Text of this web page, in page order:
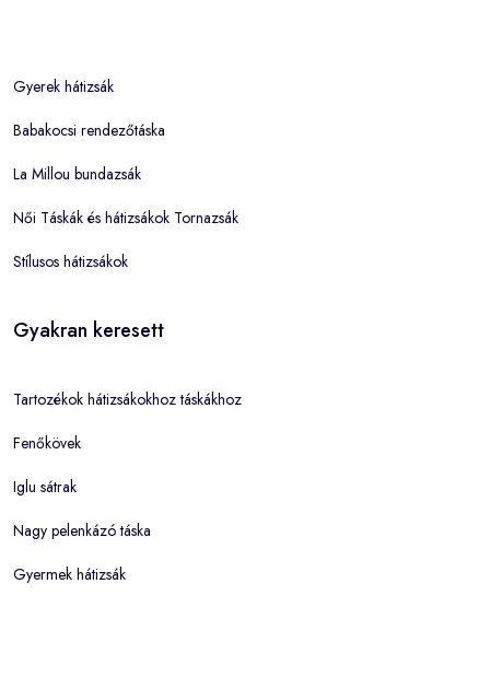
Gyerek hátizsák
Babakocsi rendezőtáska
La Millou bundazsák
Női Táskák és hátizsákok Tornazsák
Stílusos hátizsákok
Gyakran keresett
Tartozékok hátizsákokhoz táskákhoz
Fenőkövek
Iglu sátrak
Nagy pelenkázó táska
Gyermek hátizsák